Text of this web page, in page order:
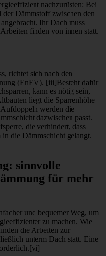
nachzurüsten: Bei
Dämmstoff zwischen den
Ihr Dach muss
finden von innen statt.
richtet sich nach den
(EnEV). [iii]Besteht dafür
kann es nötig sein,
liegt die Sparrenhöhe
werden die
dazwischen passt.
die verhindert, dass
die Dämmschicht gelangt.
sinnvolle
für mehr
und bequemer Weg, um
zu machen. Wie
die Arbeiten zur
unterm Dach statt. Eine